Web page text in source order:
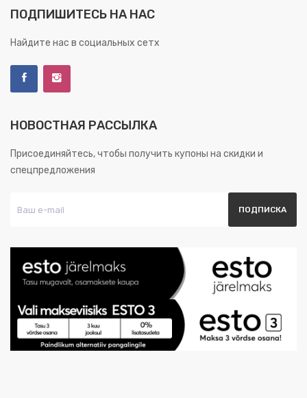
ПОДПИШИТЕСЬ НА НАС
Найдите нас в социальных сетх
НОВОСТНАЯ РАССЫЛКА
Присоединяйтесь, чтобы получить купоны на скидки и
спецпредложения